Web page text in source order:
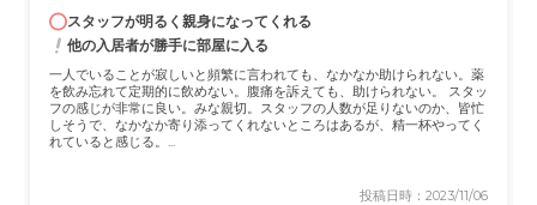
スタッフが明るく親身になってくれる
他の入居者が勝手に部屋に入る
一人でいることが寂しいと頻繁に言われても、なかなか助けられない。薬
を飲み忘れて定期的に飲めない。腹痛を訴えても、助けられない。 スタッ
フの感じが非常に良い。みな親切。スタッフの人数が足りないのか、皆忙
しそうで、なかなか寄り添ってくれないところはあるが、精一杯やってく
れていると感じる。...
投稿日時：2023/11/06